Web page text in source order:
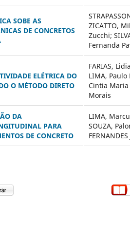
SOBE AS
DE CONCRETOS
ZICATTO,
Zucchi;
Fernanda
ELÉTRICA DO
O MÉTODO DIRETO
FARIAS,
LIMA, Paulo
Cintia
Morais
DA
PARA
DE CONCRETO
LIMA,
SOUZA,